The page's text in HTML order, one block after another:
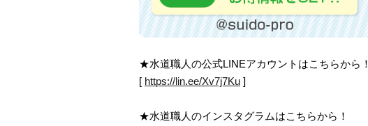
★水道職人の公式LINEアカウントはこちらから！
[ https://lin.ee/Xv7j7Ku ]
★水道職人のインスタグラムはこちらから！